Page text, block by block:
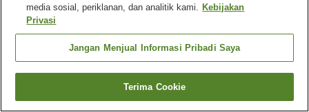
Wi-Fi
Restoran
Bar
Beranda Jepang Oita Kota Yufu Yufuin Sanso Warabino
Cari kamar
media sosial, periklanan, dan analitik kami. Kebijakan
Privasi
Jangan Menjual Informasi Pribadi Saya
Terima Cookie